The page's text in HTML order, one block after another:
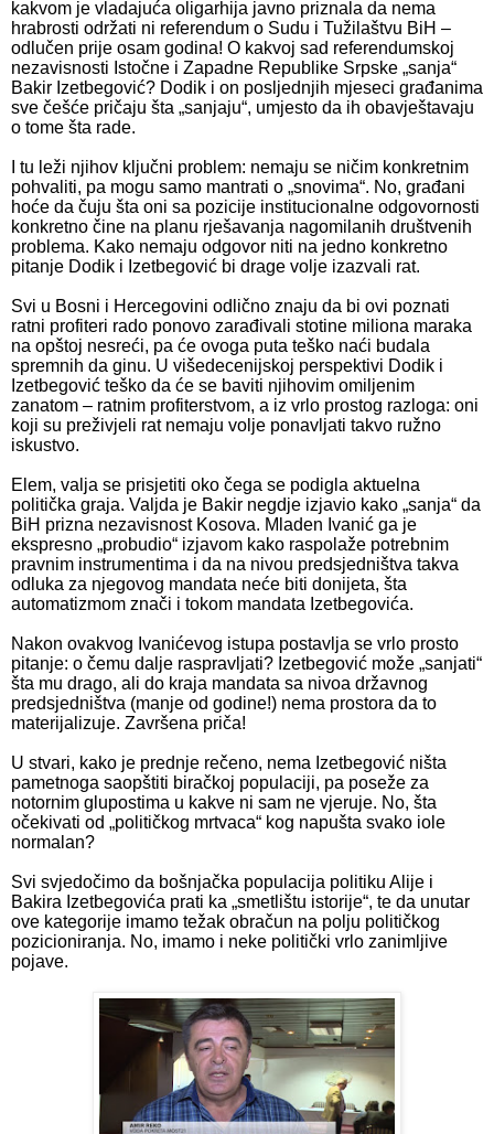
kakvom je vladajuća oligarhija javno priznala da nema
hrabrosti održati ni referendum o Sudu i Tužilaštvu BiH –
odlučen prije osam godina! O kakvoj sad referendumskoj
nezavisnosti Istočne i Zapadne Republike Srpske „sanja“
Bakir Izetbegović? Dodik i on posljednjih mjeseci građanima
sve češće pričaju šta „sanjaju“, umjesto da ih obavještavaju
o tome šta rade.
I tu leži njihov ključni problem: nemaju se ničim konkretnim
pohvaliti, pa mogu samo mantrati o „snovima“. No, građani
hoće da čuju šta oni sa pozicije institucionalne odgovornosti
konkretno čine na planu rješavanja nagomilanih društvenih
problema. Kako nemaju odgovor niti na jedno konkretno
pitanje Dodik i Izetbegović bi drage volje izazvali rat.
Svi u Bosni i Hercegovini odlično znaju da bi ovi poznati
ratni profiteri rado ponovo zarađivali stotine miliona maraka
na opštoj nesreći, pa će ovoga puta teško naći budala
spremnih da ginu. U višedecenijskoj perspektivi Dodik i
Izetbegović teško da će se baviti njihovim omiljenim
zanatom – ratnim profiterstvom, a iz vrlo prostog razloga: oni
koji su preživjeli rat nemaju volje ponavljati takvo ružno
iskustvo.
Elem, valja se prisjetiti oko čega se podigla aktuelna
politička graja. Valjda je Bakir negdje izjavio kako „sanja“ da
BiH prizna nezavisnost Kosova. Mladen Ivanić ga je
ekspresno „probudio“ izjavom kako raspolaže potrebnim
pravnim instrumentima i da na nivou predsjedništva takva
odluka za njegovog mandata neće biti donijeta, šta
automatizmom znači i tokom mandata Izetbegovića.
Nakon ovakvog Ivanićevog istupa postavlja se vrlo prosto
pitanje: o čemu dalje raspravljati? Izetbegović može „sanjati“
šta mu drago, ali do kraja mandata sa nivoa državnog
predsjedništva (manje od godine!) nema prostora da to
materijalizuje. Završena priča!
U stvari, kako je prednje rečeno, nema Izetbegović ništa
pametnoga saopštiti biračkoj populaciji, pa poseže za
notornim glupostima u kakve ni sam ne vjeruje. No, šta
očekivati od „političkog mrtvaca“ kog napušta svako iole
normalan?
Svi svjedočimo da bošnjačka populacija politiku Alije i
Bakira Izetbegovića prati ka „smetlištu istorije“, te da unutar
ove kategorije imamo težak obračun na polju političkog
pozicioniranja. No, imamo i neke politički vrlo zanimljive
pojave.